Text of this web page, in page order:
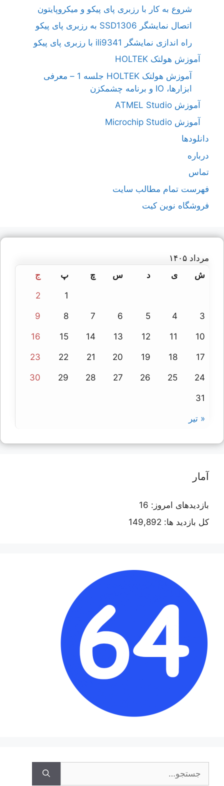
شروع به کار با رزبری پای پیکو و میکروپایتون
اتصال نمایشگر SSD1306 به رزبری پای پیکو
راه اندازی نمایشگر ili9341 با رزبری پای پیکو
آموزش هولتک HOLTEK
آموزش هولتک HOLTEK جلسه 1 – معرفی
ابزارها، IO و برنامه چشمکزن
آموزش ATMEL Studio
آموزش Microchip Studio
دانلودها
درباره
تماس
فهرست تمام مطالب سایت
فروشگاه نوین کیت
مرداد ۱۴۰۵
ش
ی د س چ پ ج
« تیر
1
2
3
4
5
6
7
8
9
10
11
12
13
14
15
16
17
18
19
20
21
22
23
24
25
26
27
28
29
30
31
آمار
بازدیدهای امروز: 16
کل بازدید ها: 149,892